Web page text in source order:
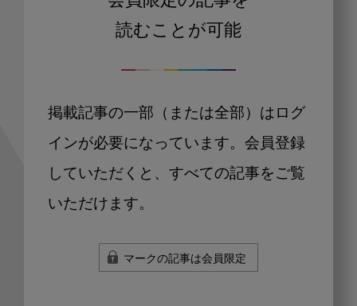
読むことが可能
掲載記事の一部（または全部）はログ
インが必要になっています。会員登録
していただくと、すべての記事をご覧
いただけます。
マークの記事は会員限定